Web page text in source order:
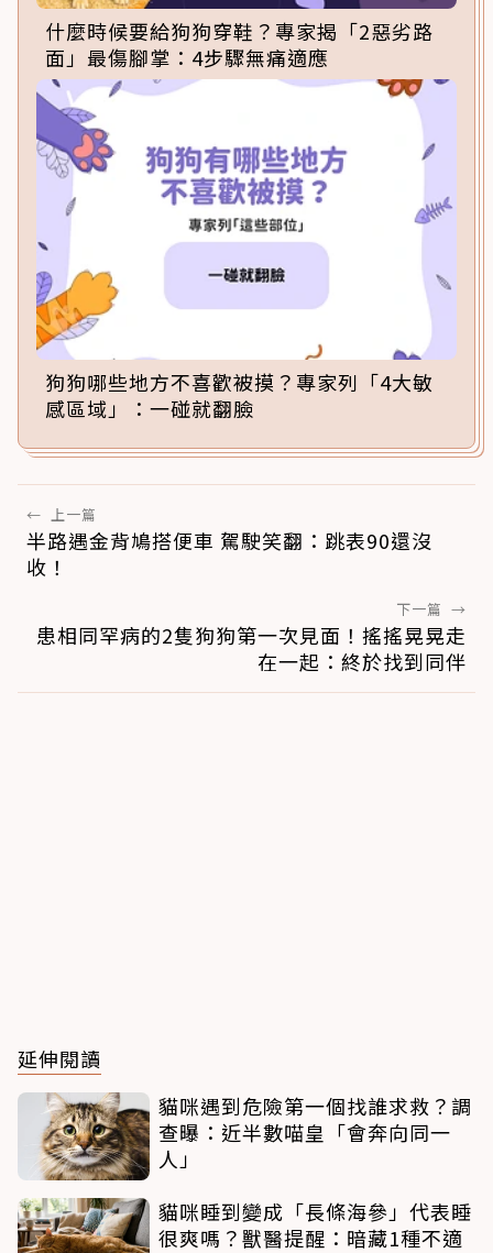
什麼時候要給狗狗穿鞋？專家揭「2惡劣路
面」最傷腳掌：4步驟無痛適應
狗狗哪些地方不喜歡被摸？專家列「4大敏
感區域」：一碰就翻臉
← 上一篇
半路遇金背鳩搭便車 駕駛笑翻：跳表90還沒
收！
下一篇 →
患相同罕病的2隻狗狗第一次見面！搖搖晃晃走
在一起：終於找到同伴
延伸閱讀
貓咪遇到危險第一個找誰求救？調
查曝：近半數喵皇「會奔向同一
人」
貓咪睡到變成「長條海參」代表睡
很爽嗎？獸醫提醒：暗藏1種不適